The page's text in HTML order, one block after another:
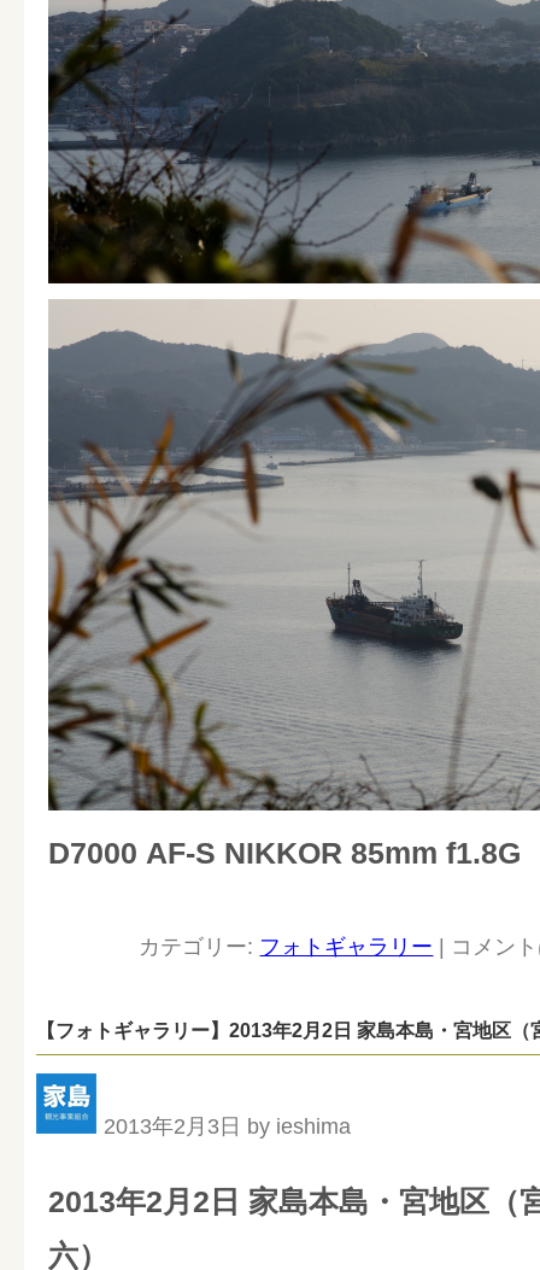
D7000 AF-S NIKKOR 85mm f1.8G
カテゴリー: フォトギャラリー コメン
【フォトギャラリー】2013年2月2日 家島本島・宮地区
2013年2月3日 by ieshima
2013年2月2日 家島本島・宮地区（
六）